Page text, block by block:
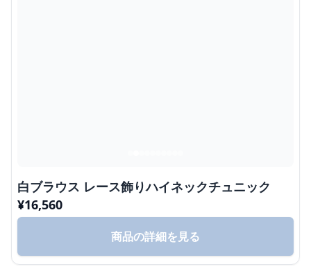
白ブラウス レース飾りハイネックチュニック
¥16,560
商品の詳細を見る